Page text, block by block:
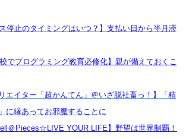
停止のタイミングはいつ？】支払い日から半月滞
でプログラミング教育必修化】親が備えておくこ
エイター「超かんてん」＠いざ脱社畜っ！】「精
に縁あってお邪魔することに
＠Pieces☆LIVE YOUR LIFE】野望は世界制覇！